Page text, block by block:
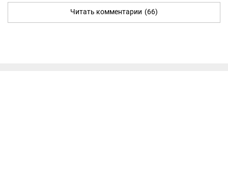
Читать комментарии (66)